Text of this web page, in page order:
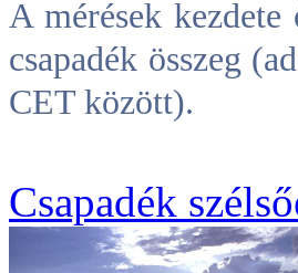
A mérések
csapadék összeg
CET között).
Csapadék